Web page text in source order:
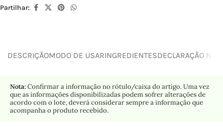
Partilhar:
DESCRIÇÃOMODO DE USARINGREDIENTESDECLARAÇÃO
Nota:Confirmar a informação no rótulo/caixa do artigo. Uma vez
que as informações disponibilizadas podem sofrer alterações de
acordo com o lote, deverá considerar sempre a informação que
acompanha o produto recebido.